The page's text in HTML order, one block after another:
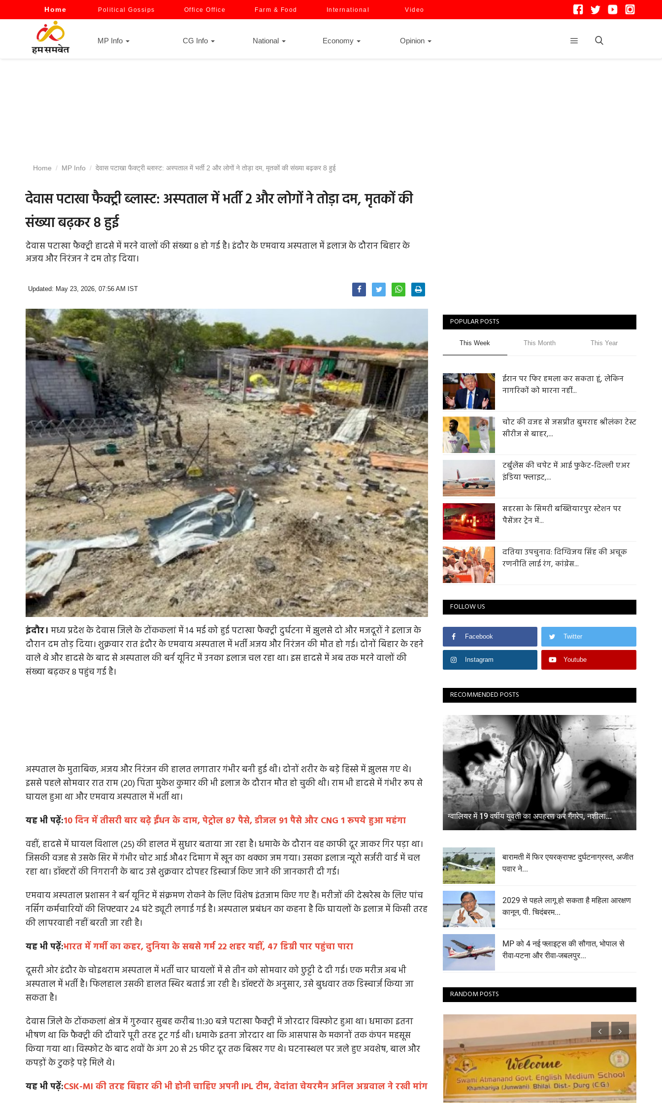
Home Political Gossips Office Office Farm & Food International Video
MP Info CG Info National Economy Opinion
Home MP Info देवास पटाखा फैक्ट्री ब्लास्ट: अस्पताल में भर्ती 2 और लोगों ने तोड़ा दम, मृतकों की संख्या बढ़कर 8 हुई
देवास पटाखा फैक्ट्री ब्लास्ट: अस्पताल में भर्ती 2 और लोगों ने तोड़ा दम, मृतकों की
संख्या बढ़कर 8 हुई
देवास पटाखा फैक्ट्री हादसे में मरने वालों की संख्या 8 हो गई है। इंदौर के एमवाय अस्पताल में इलाज के दौरान बिहार के
अजय और निरंजन ने दम तोड़ दिया।
Updated: May 23, 2026, 07:56 AM IST
इंदौर। मध्य प्रदेश के देवास जिले के टोंककलां में 14 मई को हुई पटाखा फैक्ट्री दुर्घटना में झुलसे दो और मजदूरों ने इलाज के
दौरान दम तोड़ दिया। शुक्रवार रात इंदौर के एमवाय अस्पताल में भर्ती अजय और निरंजन की मौत हो गई। दोनों बिहार के रहने
वाले थे और हादसे के बाद से अस्पताल की बर्न यूनिट में उनका इलाज चल रहा था। इस हादसे में अब तक मरने वालों की
संख्या बढ़कर 8 पहुंच गई है।
अस्पताल के मुताबिक, अजय और निरंजन की हालत लगातार गंभीर बनी हुई थी। दोनों शरीर के बड़े हिस्से में झुलस गए थे।
इससे पहले सोमवार रात राम (20) पिता मुकेश कुमार की भी इलाज के दौरान मौत हो चुकी थी। राम भी हादसे में गंभीर रूप से
घायल हुआ था और एमवाय अस्पताल में भर्ती था।
यह भी पढ़ें:10 दिन में तीसरी बार बढ़े ईंधन के दाम, पेट्रोल 87 पैसे, डीजल 91 पैसे और CNG 1 रूपये हुआ महंगा
वहीं, हादसे में घायल विशाल (25) की हालत में सुधार बताया जा रहा है। धमाके के दौरान वह काफी दूर जाकर गिर पड़ा था।
जिसकी वजह से उसके सिर में गंभीर चोट आई औ4र दिमाग में खून का थक्का जम गया। उसका इलाज न्यूरो सर्जरी वार्ड में चल
रहा था। डॉक्टरों की निगरानी के बाद उसे शुक्रवार दोपहर डिस्चार्ज किए जाने की जानकारी दी गई।
एमवाय अस्पताल प्रशासन ने बर्न यूनिट में संक्रमण रोकने के लिए विशेष इंतजाम किए गए हैं। मरीजों की देखरेख के लिए पांच
नर्सिंग कर्मचारियों की शिफ्टवार 24 घंटे ड्यूटी लगाई गई है। अस्पताल प्रबंधन का कहना है कि घायलों के इलाज में किसी तरह
की लापरवाही नहीं बरती जा रही है।
यह भी पढ़ें:भारत में गर्मी का कहर, दुनिया के सबसे गर्म 22 शहर यहीं, 47 डिग्री पार पहुंचा पारा
दूसरी ओर इंदौर के चोइथराम अस्पताल में भर्ती चार घायलों में से तीन को सोमवार को छुट्टी दे दी गई। एक मरीज अब भी
अस्पताल में भर्ती है। फिलहाल उसकी हालत स्थिर बताई जा रही है। डॉक्टरों के अनुसार, उसे बुधवार तक डिस्चार्ज किया जा
सकता है।
देवास जिले के टोंककलां क्षेत्र में गुरुवार सुबह करीब 11:30 बजे पटाखा फैक्ट्री में जोरदार विस्फोट हुआ था। धमाका इतना
भीषण था कि फैक्ट्री की दीवारें पूरी तरह टूट गई थी। धमाके इतना जोरदार था कि आसपास के मकानों तक कंपन महसूस
किया गया था। विस्फोट के बाद शवों के अंग 20 से 25 फीट दूर तक बिखर गए थे। घटनास्थल पर जले हुए अवशेष, बाल और
कपड़ों के टुकड़े पड़े मिले थे।
यह भी पढ़ें:CSK-MI की तरह बिहार की भी होनी चाहिए अपनी IPL टीम, वेदांता चेयरमैन अनिल अग्रवाल ने रखी मांग
POPULAR POSTS
This Week This Month This Year
ईरान पर फिर हमला कर सकता हूं, लेकिन
नागरिकों को मारना नहीं...
चोट की वजह से जसप्रीत बुमराह श्रीलंका टेस्ट
सीरीज से बाहर,...
टर्बुलेंस की चपेट में आई फुकेट-दिल्ली एअर
इंडिया फ्लाइट,...
सहरसा के सिमरी बख्तियारपुर स्टेशन पर
पैसेंजर ट्रेन में...
दतिया उपचुनाव: दिग्विजय सिंह की अचूक
रणनीति लाई रंग, कांग्रेस...
FOLLOW US
Facebook Twitter
Instagram Youtube
RECOMMENDED POSTS
ग्वालियर में 19 वर्षीय युवती का अपहरण कर गैंगरेप, नशीला...
बारामती में फिर एयरक्राफ्ट दुर्घटनाग्रस्त, अजीत
पवार ने...
2029 से पहले लागू हो सकता है महिला आरक्षण
कानून, पी. चिदंबरम...
MP को 4 नई फ्लाइट्स की सौगात, भोपाल से
रीवा-पटना और रीवा-जबलपुर...
RANDOM POSTS